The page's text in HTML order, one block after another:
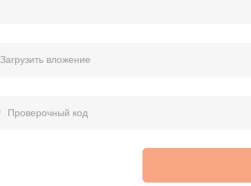
Загрузить вложение